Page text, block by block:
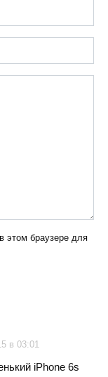
этом браузере для
в 03:01
iPhone 6s